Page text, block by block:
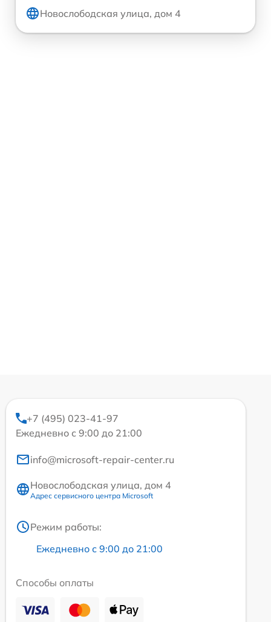
Новослободская улица, дом 4
+7 (495) 023-41-97
Ежедневно с 9:00 до 21:00
info@microsoft-repair-center.ru
Новослободская улица, дом 4
Адрес сервисного центра Microsoft
Режим работы:
Ежедневно с 9:00 до 21:00
Способы оплаты